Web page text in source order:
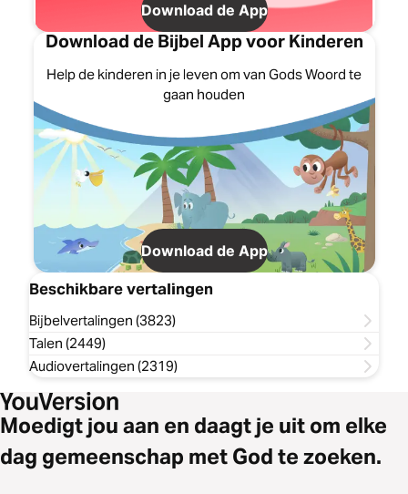
Download de App
Download de Bijbel App voor Kinderen
Help de kinderen in je leven om van Gods Woord te
gaan houden
Download de App
Beschikbare vertalingen
Bijbelvertalingen (3823)
Talen (2449)
Audiovertalingen (2319)
Moedigt jou aan en daagt je uit om elke
dag gemeenschap met God te zoeken.